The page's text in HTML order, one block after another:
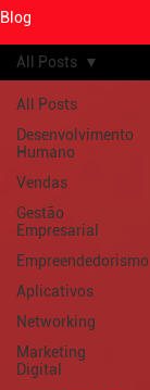
Blog
All Posts
Desenvolvimento
Humano
Vendas
Gestão
Empresarial
Empreendedorismo
Aplicativos
Networking
Marketing
Digital
All Posts